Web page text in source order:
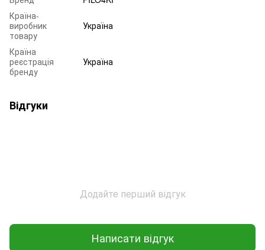
Країна-
виробник
товару
Україна
Країна
реєстрація
бренду
Україна
Відгуки
Додайте перший відгук
Написати відгук